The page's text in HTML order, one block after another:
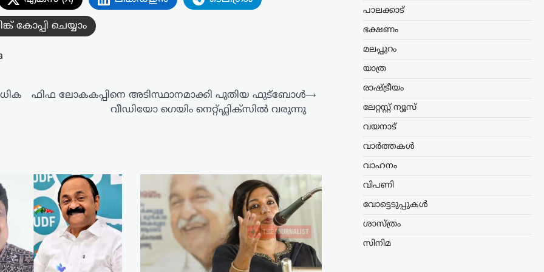
കോപ്പി ചെയ്യാം
ഫിഫ ലോകകപ്പിനെ അടിസ്ഥാനമാക്കി പുതിയ ഫുട്ബോൾ
വീഡിയോ ഗെയിം നെറ്റ്ഫ്ലിക്സിൽ വരുന്നു
⟶
പാലക്കാട്
ഭക്ഷണം
മലപ്പുറം
യാത്ര
രാഷ്ട്രീയം
ലേറ്റസ്റ്റ് ന്യൂസ്
വയനാട്
വാർത്തകൾ
വാഹനം
വിപണി
വോട്ടെടുപ്പുകൾ
ശാസ്ത്രം
സിനിമ